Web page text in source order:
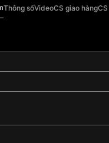
Thông sốVideoCS giao hàng